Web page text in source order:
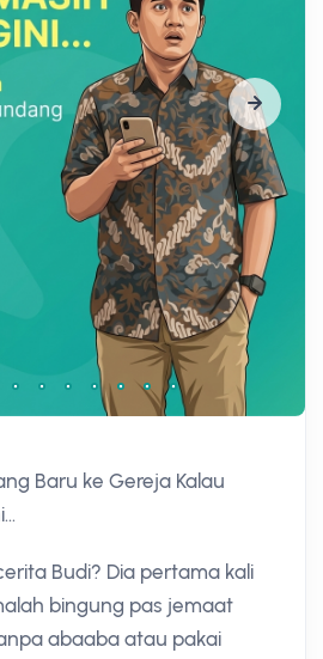
Baru ke Gereja Kalau
Budi? Dia pertama kali
bingung pas jemaat
abaaba atau pakai